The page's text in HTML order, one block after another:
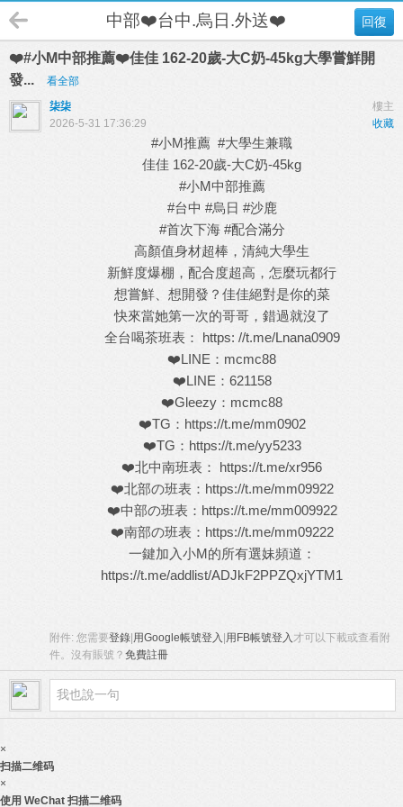
回復
中部❤️台中.烏日.外送❤️
❤️#小M中部推薦❤️佳佳 162-20歲-大C奶-45kg大學嘗鮮開
發...
看全部
樓主
柒柒
收藏
2026-5-31 17:36:29
#小M推薦 #大學生兼職
佳佳 162-20歲-大C奶-45kg
#小M中部推薦
#台中 #烏日 #沙鹿
#首次下海 #配合滿分
高顏值身材超棒，清純大學生
新鮮度爆棚，配合度超高，怎麼玩都行
想嘗鮮、想開發？佳佳絕對是你的菜
快來當她第一次的哥哥，錯過就沒了
全台喝茶班表： https: //t.me/Lnana0909
❤️LINE：mcmc88
❤️LINE：621158
❤️Gleezy：mcmc88
❤️TG： https://t.me/mm0902
❤️TG： https://t.me/yy5233
❤️北中南班表： https://t.me/xr956
❤️北部の班表： https://t.me/mm09922
❤️中部の班表： https://t.me/mm009922
❤️南部の班表： https://t.me/mm09222
一鍵加入小M的所有選妹頻道：
https://t.me/addlist/ADJkF2PPZQxjYTM1
附件: 您需要登錄 用Google帳號登入 用FB帳號登入 才可以下載或查看附
件。沒有賬號？ 免費註冊
×
扫描二维码
×
使用 WeChat 扫描二维码